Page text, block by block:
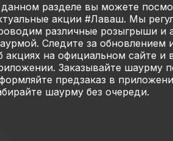
разделе вы можете
акции #Лаваш. Мы
различные розыгрыши и
Следите за обновлением
акциях на официальном сайте и
Заказывайте шаурму
предзаказ в
шаурму без очереди.